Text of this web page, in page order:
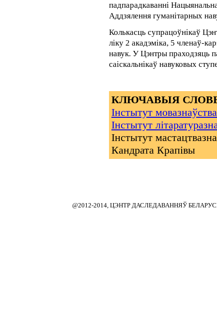
падпарадкаванні
Аддзялення гуманітарных
Колькасць супрацоўнікаў
ліку 2 акадэміка, 5 членаў-
навук. У Цэнтры праходзяць
саіскальнікаў навуковых
КЛЮЧАВЫЯ
Інстытут
Iнстытут
Iнстытут
Кандрата Крапівы
@2012-2014, ЦЭНТР ДАСЛЕДАВАННЯЎ